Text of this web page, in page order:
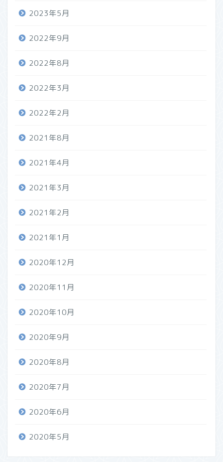
2023年5月
2022年9月
2022年8月
2022年3月
2022年2月
2021年8月
2021年4月
2021年3月
2021年2月
2021年1月
2020年12月
2020年11月
2020年10月
2020年9月
2020年8月
2020年7月
2020年6月
2020年5月